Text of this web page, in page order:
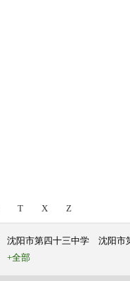
T X Z
沈阳市第四十三中学
沈阳市
+全部